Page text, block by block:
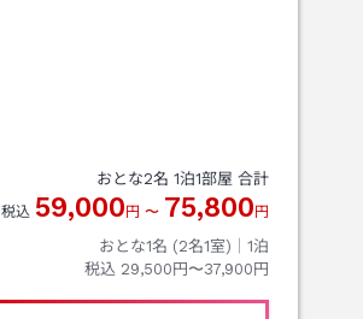
おとな2名 1泊1部屋 合計
税込 59,000 円 〜 75,800 円
おとな1名 (2名1室)｜ 1泊
税込 29,500円〜37,900円